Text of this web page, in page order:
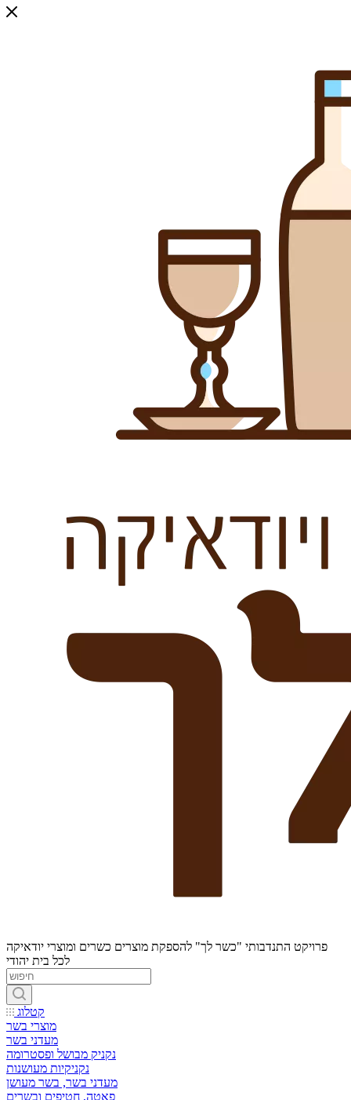
פרויקט התנדבותי "כשר לך" להספקת מוצרים כשרים ומוצרי יודאיקה
לכל בית יהודי
קטלוג
מוצרי בשר
מעדני בשר
נקניק מבושל ופסטרומה
נקניקיות מעושנות
מעדני בשר, בשר מעושן
פאטה, חטיפים ובשרים